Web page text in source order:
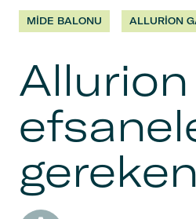
MIDE BALONU ALLURION